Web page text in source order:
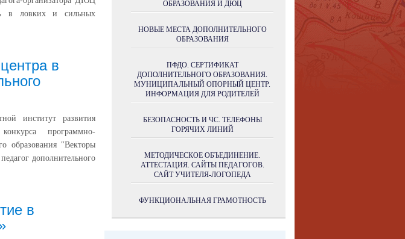
в ловких и сильных
в
институт развития
программно-
образования "Векторы
дополнительного
в
ОБРАЗОВАНИЯ И ДЮЦ
НОВЫЕ МЕСТА ДОПОЛНИТЕЛЬНОГО
ОБРАЗОВАНИЯ
ПФДО. СЕРТИФИКАТ
ДОПОЛНИТЕЛЬНОГО ОБРАЗОВАНИЯ.
МУНИЦИПАЛЬНЫЙ ОПОРНЫЙ ЦЕНТР.
ИНФОРМАЦИЯ ДЛЯ РОДИТЕЛЕЙ
БЕЗОПАСНОСТЬ И ЧС. ТЕЛЕФОНЫ
ГОРЯЧИХ ЛИНИЙ
МЕТОДИЧЕСКОЕ ОБЪЕДИНЕНИЕ.
АТТЕСТАЦИЯ. САЙТЫ ПЕДАГОГОВ.
САЙТ УЧИТЕЛЯ-ЛОГОПЕДА
ФУНКЦИОНАЛЬНАЯ ГРАМОТНОСТЬ